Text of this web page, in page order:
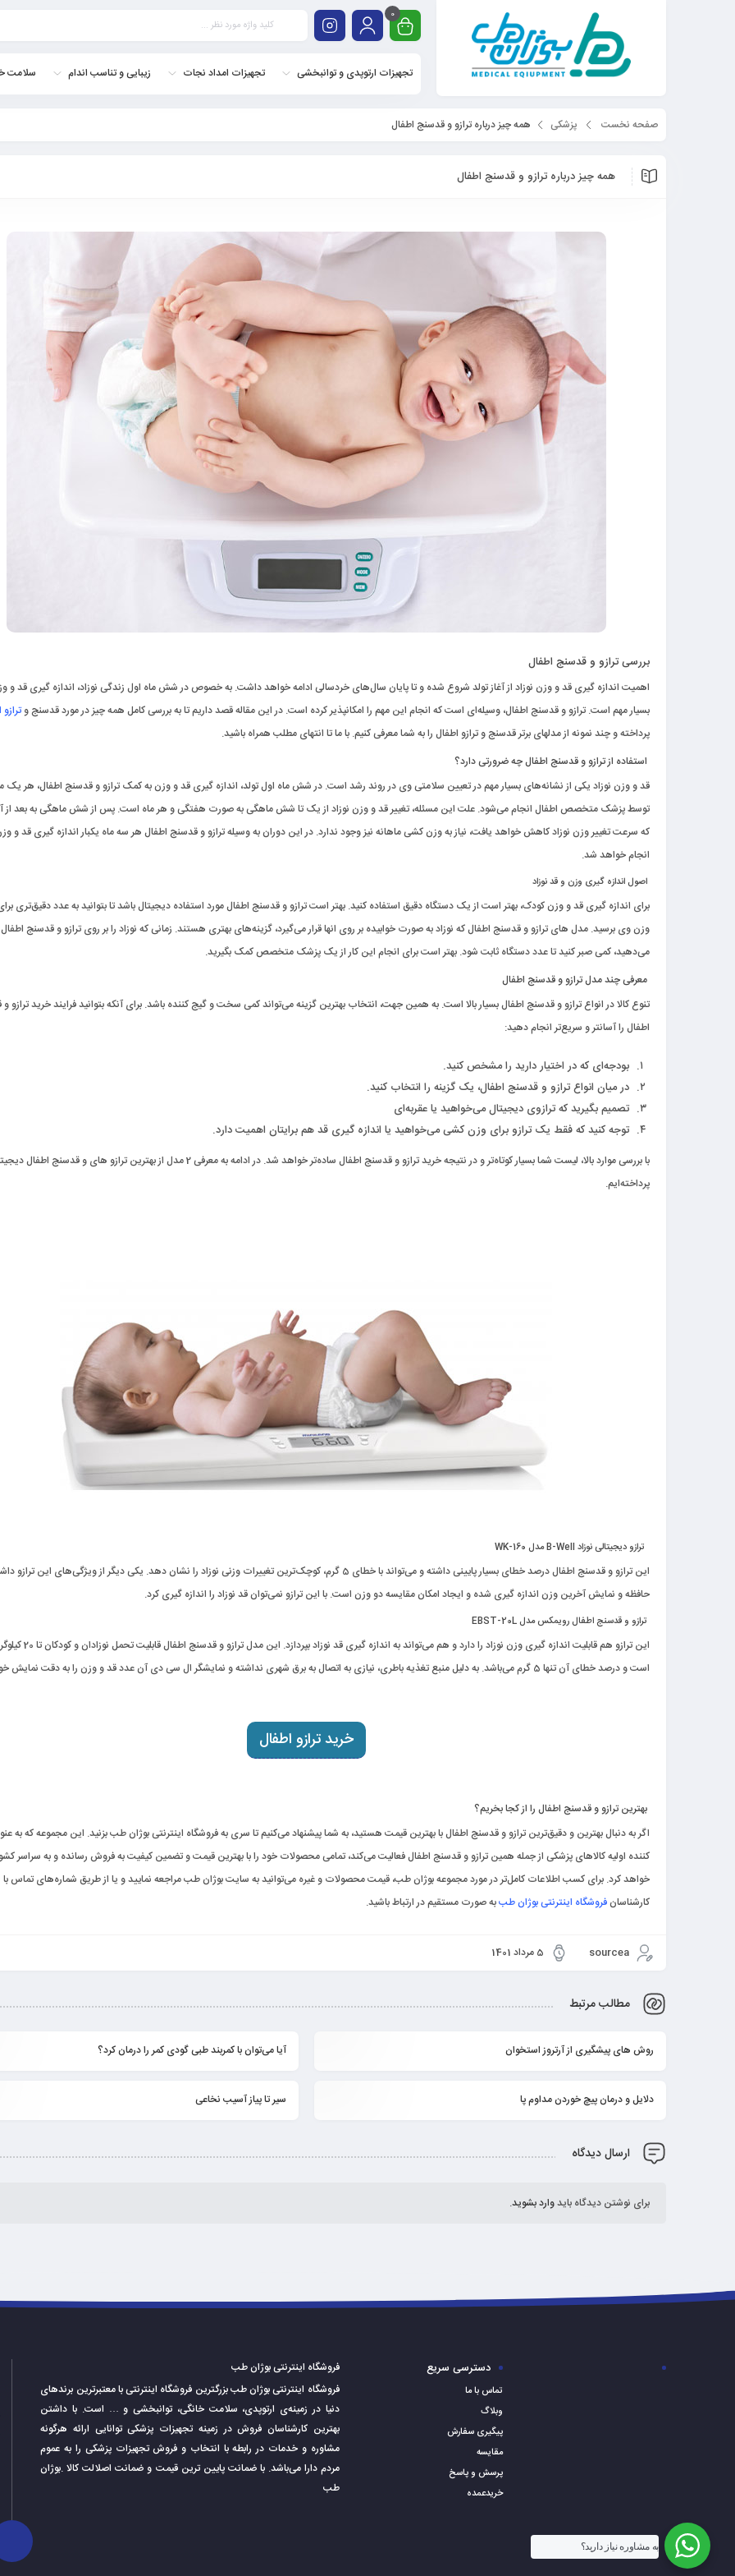
0
تجهیزات ارتوپدی و توانبخشی تجهیزات امداد نجات زیبایی و تناسب اندام سلامت
صفحه نخست پزشکی همه چیز درباره ترازو و قدسنج اطفال
همه چیز درباره ترازو و قدسنج اطفال
بررسی ترازو و قدسنج اطفال
اهمیت اندازه گیری قد و وزن نوزاد از آغاز تولد شروع شده و تا پایان سال‌های خردسالی ادامه خواهد داشت. به خصوص در شش ماه اول زندگی نوزاد، اندازه گیری قد و
بسیار مهم است. ترازو و قدسنج اطفال، وسیله‌ای است که انجام این مهم را امکانپذیر کرده است. در این مقاله قصد داریم تا به بررسی کامل همه چیز در مورد قدسنج و
پرداخته و چند نمونه از مدلهای برتر قدسنج و ترازو اطفال را به شما معرفی کنیم. با ما تا انتهای مطلب همراه باشید.
استفاده از ترازو و قدسنج اطفال چه ضرورتی دارد؟
قد و وزن نوزاد یکی از نشانه‌های بسیار مهم در تعیین سلامتی وی در روند رشد است. در شش ماه اول تولد، اندازه گیری قد و وزن به کمک ترازو و قدسنج اطفال، هر یک
توسط پزشک متخصص اطفال انجام می‌شود. علت این مسئله، تغییر قد و وزن نوزاد از یک تا شش ماهگی به صورت هفتگی و هر ماه است. پس از شش ماهگی به بعد
که سرعت تغییر وزن نوزاد کاهش خواهد یافت، نیاز به وزن کشی ماهانه نیز وجود ندارد. در این دوران به وسیله ترازو و قدسنج اطفال هر سه ماه یکبار اندازه گیری قد و
انجام خواهد شد.
اصول اندازه گیری وزن و قد نوزاد
برای اندازه گیری قد و وزن کودک، بهتر است از یک دستگاه دقیق استفاده کنید. بهتر است ترازو و قدسنج اطفال مورد استفاده دیجیتال باشد تا بتوانید به عدد دقیق‌تری
وزن وی برسید. مدل های ترازو و قدسنج اطفال که نوزاد به صورت خوابیده بر روی انها قرار می‌گیرد، گزینه‌های بهتری هستند. زمانی که نوزاد را بر روی ترازو و قدسنج اطفال
می‌دهید، کمی صبر کنید تا عدد دستگاه ثابت شود. بهتر است برای انجام این کار از یک پزشک متخصص کمک بگیرید.
معرفی چند مدل ترازو و قدسنج اطفال
تنوع کالا در انواع ترازو و قدسنج اطفال بسیار بالا است. به همین جهت، انتخاب بهترین گزینه می‌تواند کمی سخت و گیج کننده باشد. برای آنکه بتوانید فرایند خرید ترازو
اطفال را آسانتر و سریع‌تر انجام دهید:
بودجه‌ای که در اختیار دارید را مشخص کنید.
در میان انواع ترازو و قدسنج اطفال، یک گزینه را انتخاب کنید.
تصمیم بگیرید که ترازوی دیجیتال می‌خواهید یا عقربه‌ای
توجه کنید که فقط یک ترازو برای وزن کشی می‌خواهید یا اندازه گیری قد هم برایتان اهمیت دارد.
با بررسی موارد بالا، لیست شما بسیار کوتاه‌تر و در نتیجه خرید ترازو و قدسنج اطفال ساده‌تر خواهد شد. در ادامه به معرفی 2 مدل از بهترین ترازو های و قدسنج
پرداخته‌ایم.
ترازو دیجیتالی نوزاد B-Well مدل WK-160
این ترازو و قدسنج اطفال درصد خطای بسیار پایینی داشته و می‌تواند با خطای 5 گرم، کوچک‌ترین تغییرات وزنی نوزاد را نشان دهد. یکی دیگر از ویژگی‌های این
حافظه و نمایش آخرین وزن اندازه گیری شده و ایجاد امکان مقایسه دو وزن است. با این ترازو نمی‌توان قد نوزاد را اندازه گیری کرد.
ترازو و قدسنج اطفال رویمکس مدلEBST-20L
این ترازو هم قابلیت اندازه گیری وزن نوزاد را دارد و هم می‌تواند
است و درصد خطای آن تنها 5 گرم می‌باشد. به دلیل منبع تغذیه باطری، نیازی به اتصال به برق شهری نداشته و نمایشگر ال سی دی آن عدد قد و وزن را به دقت نمایش خواهد داد.
خرید ترازو اطفال
بهترین ترازو و قدسنج اطفال را از کجا بخریم؟
اگر به دنبال بهترین و دقیق‌ترین ترازو و قدسنج اطفال با بهترین قیمت هستید، به شما پیشنهاد می‌کنیم تا سری به فروشگاه اینترنتی بوژان طب بزنید. این مجموعه که به
کننده اولیه کالاهای پزشکی از جمله همین ترازو و قدسنج اطفال فعالیت می‌کند، تمامی محصولات خود را با بهترین قیمت و تضمین کیفیت به فروش رسانده و به سراسر
خواهد کرد. برای کسب اطلاعات کامل‌تر در مورد مجموعه بوژان طب، قیمت محصولات و غیره می‌توانید به سایت بوژان طب مراجعه نمایید و یا از طریق شماره‌های تماس با
کارشناسانفروشگاه اینترنتی بوژان طببه صورت مستقیم در ارتباط باشید.
sourcea 5 مرداد 1401
مطالب مرتبط
روش های پیشگیری از آرتروز استخوان ادامه ...
آیا می‌توان با کمربند طبی گودی کمر را درمان کرد؟
دلایل و درمان پیچ خوردن مداوم پا ادامه ...
سیر تا پیاز آسیب نخاعی
ارسال دیدگاه
برای نوشتن دیدگاه بایدوارد بشوید.
دسترسی سریع
تماس با ما
وبلاگ
پیگیری سفارش
مقایسه
پرسش و پاسخ
خریدعمده
فروشگاه اینترنتی بوژان طب
فروشگاه اینترنتی بوژان طب بزرگترین فروشگاه اینترنتی با معتبرترین برندهای
دنیا در زمینه‌ی ارتوپدی، سلامت خانگی، توانبخشی و … است. با داشتن
بهترین کارشناسان فروش در زمینه تجهیزات پزشکی توانایی ارائه هرگونه
مشاوره و خدمات در رابطه با انتخاب و فروش تجهیزات پزشکی را به عموم
مردم دارا می‌‌‌‌باشد. با ضمانت پایین ترین قیمت و ضمانت اصلالت کالا .بوژان
طب
به مشاوره نیاز دارید؟